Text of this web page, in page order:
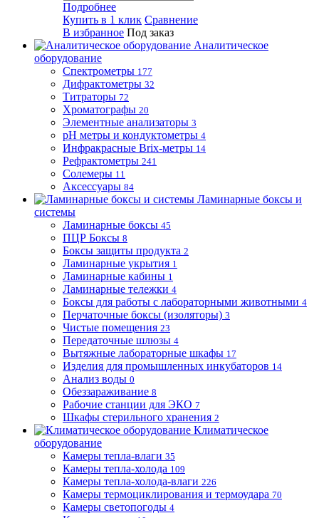
Подробнее
Купить в 1 клик Сравнение
В избранное Под заказ
Аналитическое
оборудование
Спектрометры 177
Дифрактометры 32
Титраторы 72
Хроматографы 20
Элементные анализаторы 3
pH метры и кондуктометры 4
Инфракрасные Brix-метры 14
Рефрактометры 241
Солемеры 11
Аксессуары 84
Ламинарные боксы и
системы
Ламинарные боксы 45
ПЦР Боксы 8
Боксы защиты продукта 2
Ламинарные укрытия 1
Ламинарные кабины 1
Ламинарные тележки 4
Боксы для работы с лабораторными животными 4
Перчаточные боксы (изоляторы) 3
Чистые помещения 23
Передаточные шлюзы 4
Вытяжные лабораторные шкафы 17
Изделия для промышленных инкубаторов 14
Анализ воды 0
Обеззараживание 8
Рабочие станции для ЭКО 7
Шкафы стерильного хранения 2
Климатическое
оборудование
Камеры тепла-влаги 35
Камеры тепла-холода 109
Камеры тепла-холода-влаги 226
Камеры термоциклирования и термоудара 70
Камеры светопогоды 4